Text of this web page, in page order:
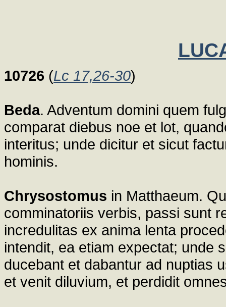
10726 (Lc 17,26-30)
Beda. Adventum domini quem
comparat diebus noe et lot,
interitus; unde dicitur et sicut
hominis.
Chrysostomus in Matthaeum.
comminatoriis verbis, passi sunt
incredulitas ex anima lenta
intendit, ea etiam expectat; unde
ducebant et dabantur ad nuptias
et venit diluvium, et perdidit